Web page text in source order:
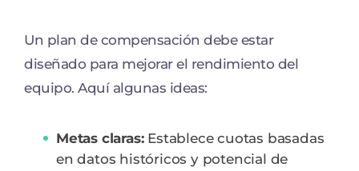
Un plan de compensación debe estar
diseñado para mejorar el rendimiento del
equipo. Aquí algunas ideas:
Metas claras:Establece cuotas basadas
en datos históricos y potencial de